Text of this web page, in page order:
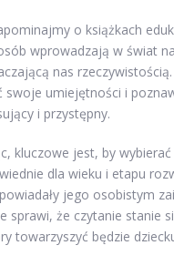
o książkach
wprowadzają w świat
nas
swoje umiejętności i
i przystępny.
kluczowe jest, by
dla wieku i etapu
jego osobistym
sprawi, że czytanie stanie
towarzyszyć będzie